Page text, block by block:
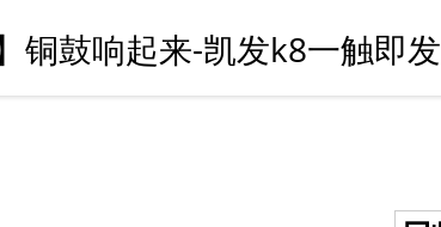
铜鼓响起来-凯发k8一触即发